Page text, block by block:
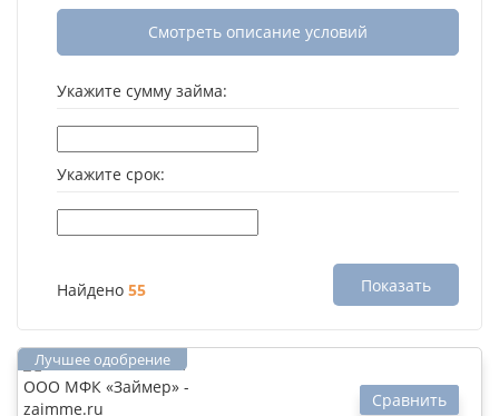
Смотреть описание условий
Укажите сумму займа:
Укажите срок:
Найдено 55 Показать
Сравнить